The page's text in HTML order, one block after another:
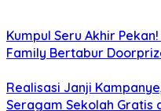
Kumpul Seru Akhir
Family Bertabur
Realisasi Janji
Seragam Sekolah Gratis